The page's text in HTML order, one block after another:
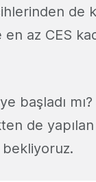
de
az CES
mı?
de
bekliyoruz.